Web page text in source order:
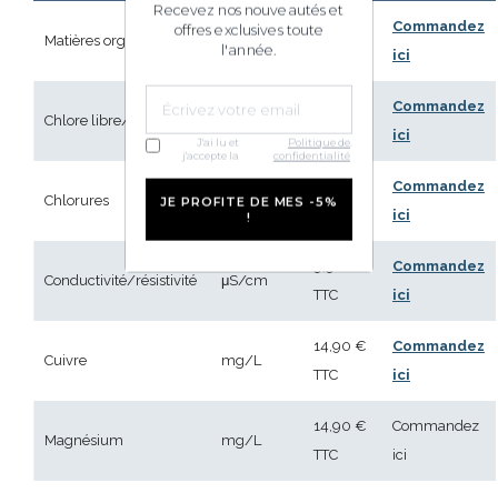
Matières organiques mg/L
29,90 €
Commandez
ici
Chlore libre/total mg/L
TTC
Commandez
ici
Chlorures mg/L
Commandez
ici
Conductivité/résistivité μS/cm
TTC
Commandez
ici
Cuivre mg/L
14,90 €
TTC
Commandez
ici
Magnésium mg/L
14,90 €
TTC
Commandez
ici
Recevez nos nouveautés et
offres exclusives toute
l'année.
J'ai lu et
j'accepte la
Politique de
confidentialité
JE PROFITE DE MES -5%
!